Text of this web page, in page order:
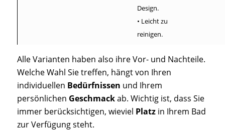
Design.
• Leicht zu
reinigen.
Alle Varianten haben also ihre Vor- und Nachteile.
Welche Wahl Sie treffen, hängt von Ihren
individuellen Bedürfnissen und Ihrem
persönlichen Geschmackab. Wichtig ist, dass Sie
immer berücksichtigen, wieviel Platzin Ihrem Bad
zur Verfügung steht.